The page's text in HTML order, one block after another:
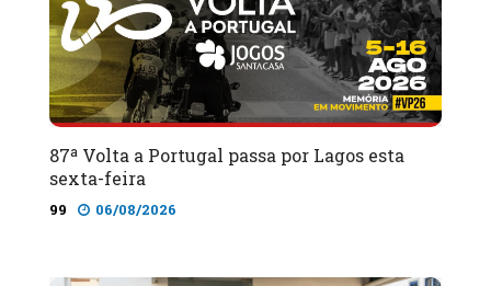
87ª Volta a Portugal passa por Lagos esta
sexta-feira
99 06/08/2026